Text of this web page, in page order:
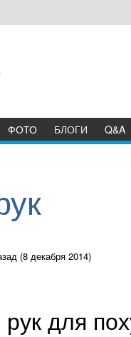
ФОТО БЛОГИ Q&A
(8 декабря 2014)
для